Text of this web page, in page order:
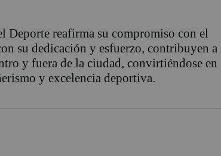
Deporte reafirma su compromiso con el
su dedicación y esfuerzo, contribuyen a
y fuera de la ciudad, convirtiéndose en
y excelencia deportiva.